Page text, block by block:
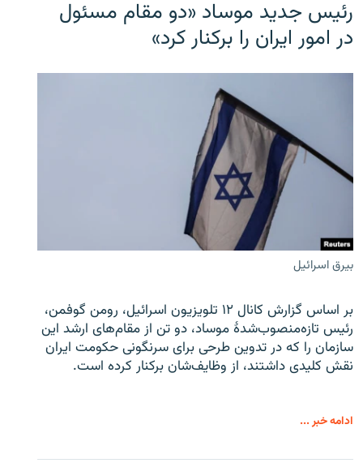
رئیس جدید موساد «دو مقام مسئول
در امور ایران را برکنار کرد»
بیرق اسرائیل
بر اساس گزارش کانال ۱۲ تلویزیون اسرائیل، رومن گوفمن،
رئیس تازه‌منصوب‌شدۀ موساد، دو تن از مقام‌های ارشد این
سازمان را که در تدوین طرحی برای سرنگونی حکومت ایران
نقش کلیدی داشتند، از وظایف‌شان برکنار کرده است.
ادامه خبر ...